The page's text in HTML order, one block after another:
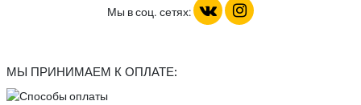
Мы в соц. сетях:
МЫ ПРИНИМАЕМ К ОПЛАТЕ: